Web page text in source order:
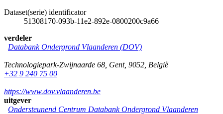
Dataset(serie) identificator
51308170-093b-11e2-892e-0800200c9a66
verdeler
Databank Ondergrond Vlaanderen (DOV)
Technologiepark-Zwijnaarde 68 Gent, 9052 België
+32 9 240 75 00
https://www.dov.vlaanderen.be
uitgever
Ondersteunend Centrum Databank Ondergrond Vlaanderen